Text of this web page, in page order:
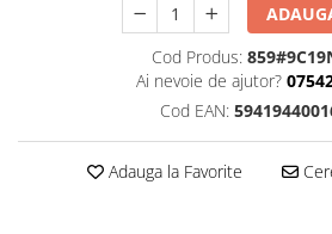
Cod Produs:
Ai nevoie de ajutor?
Cod EAN:
Adauga la Favorite